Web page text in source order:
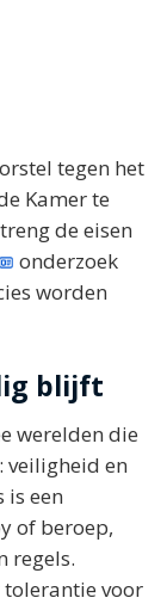
tegen het
Kamer te
de eisen
onderzoek
worden
blijft
werelden die
veiligheid en
is een
of beroep,
regels.
voor